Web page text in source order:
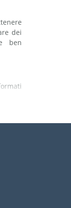
dei
ben
ad